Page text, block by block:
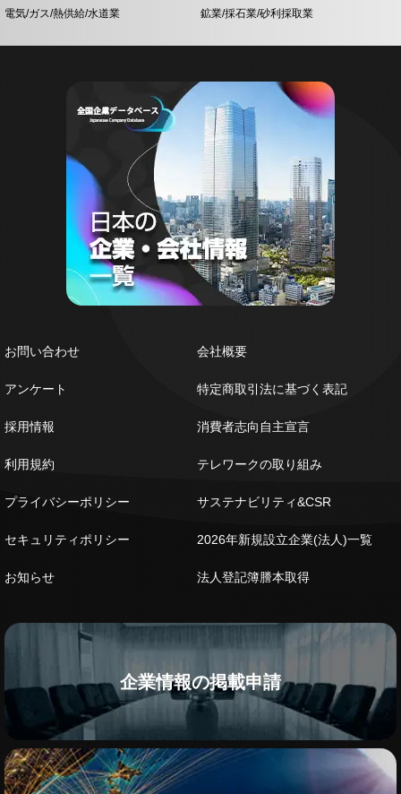
電気/ガス/熱供給/水道業
鉱業/採石業/砂利採取業
お問い合わせ
アンケート
採用情報
利用規約
プライバシーポリシー
セキュリティポリシー
お知らせ
会社概要
特定商取引法に基づく表記
消費者志向自主宣言
テレワークの取り組み
サステナビリティ&CSR
2026年新規設立企業(法人)一覧
法人登記簿謄本取得
企業情報の掲載申請